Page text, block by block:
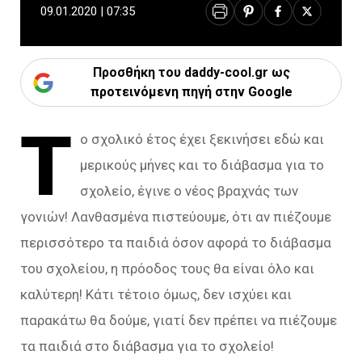
09.01.2020 | 07:35
Προσθήκη του daddy-cool.gr ως
προτεινόμενη πηγή στην Google
Τ ο σχολικό έτος έχει ξεκινήσει εδώ και
μερικούς μήνες και το διάβασμα για το
σχολείο, έγινε ο νέος βραχνάς των
γονιών! Λανθασμένα πιστεύουμε, ότι αν πιέζουμε
περισσότερο τα παιδιά όσον αφορά το διάβασμα
του σχολείου, η πρόοδος τους θα είναι όλο και
καλύτερη! Κάτι τέτοιο όμως, δεν ισχύει και
παρακάτω θα δούμε, γιατί δεν πρέπει να πιέζουμε
τα παιδιά στο διάβασμα για το σχολείο!